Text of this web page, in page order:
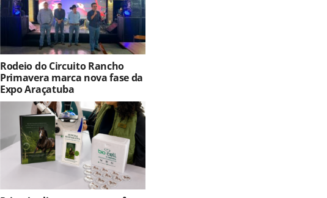
Rodeio do Circuito Rancho
Primavera marca nova fase da
Expo Araçatuba